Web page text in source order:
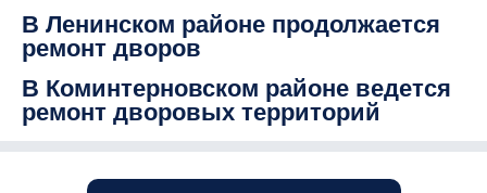
В Ленинском районе продолжается
ремонт дворов
В Коминтерновском районе ведется
ремонт дворовых территорий